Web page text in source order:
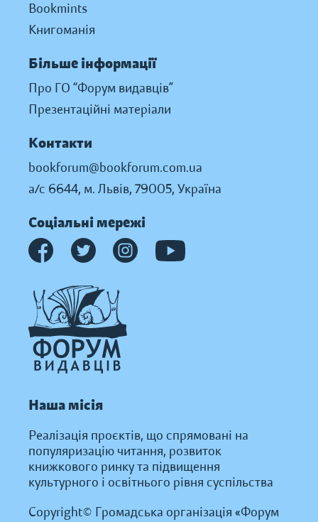
Bookmints
Книгоманія
Більше інформації
Про ГО “Форум видавців”
Презентаційні матеріали
Контакти
bookforum@bookforum.com.ua
а/с 6644, м. Львів, 79005, Україна
Соціальні мережі
Наша місія
Реалізація проєктів, що спрямовані на
популяризацію читання, розвиток
книжкового ринку та підвищення
культурного і освітнього рівня суспільства
Copyright© Громадська організація «Форум